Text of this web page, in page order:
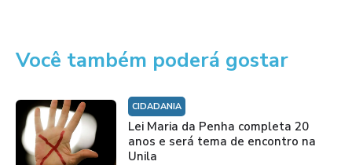
Você também poderá gostar
CIDADANIA
Lei Maria da Penha completa 20
anos e será tema de encontro na
Unila